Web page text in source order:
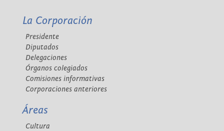
La Corporación
Presidente
Diputados
Delegaciones
Órganos colegiados
Comisiones informativas
Corporaciones anteriores
Áreas
Cultura